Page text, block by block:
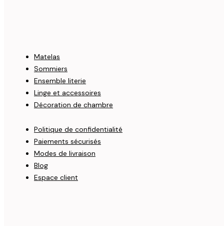
Matelas
Sommiers
Ensemble literie
Linge et accessoires
Décoration de chambre
Politique de confidentialité
Paiements sécurisés
Modes de livraison
Blog
Espace client